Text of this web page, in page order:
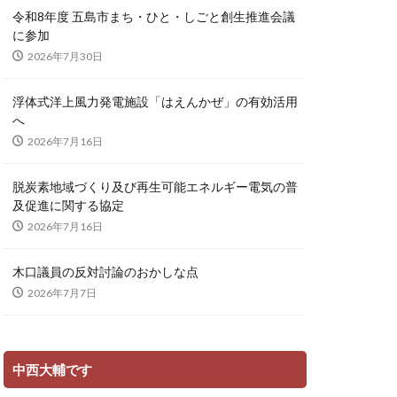
令和8年度 五島市まち・ひと・しごと創生推進会議
に参加
2026年7月30日
浮体式洋上風力発電施設「はえんかぜ」の有効活用
へ
2026年7月16日
脱炭素地域づくり及び再生可能エネルギー電気の普
及促進に関する協定
2026年7月16日
木口議員の反対討論のおかしな点
2026年7月7日
中西大輔です